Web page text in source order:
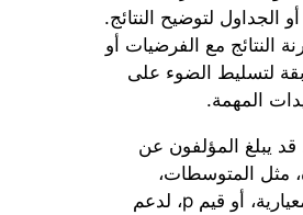
الجداول لتوضيح النتائج.
النتائج مع الفرضيات أو
لتسليط الضوء على
المهمة.
يبلغ المؤلفون عن
مثل المتوسطات،
والانحرافات المعيارية، أو قيم p، لدعم